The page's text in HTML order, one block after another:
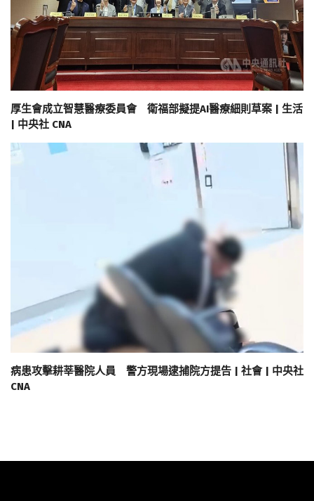
厚生會成立智慧醫療委員會 衛福部擬提AI醫療細則草案 | 生活
| 中央社 CNA
病患攻擊耕莘醫院人員 警方現場逮捕院方提告 | 社會 | 中央社
CNA